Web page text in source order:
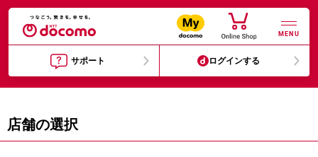
MENU
サポート ログインする
店舗の選択